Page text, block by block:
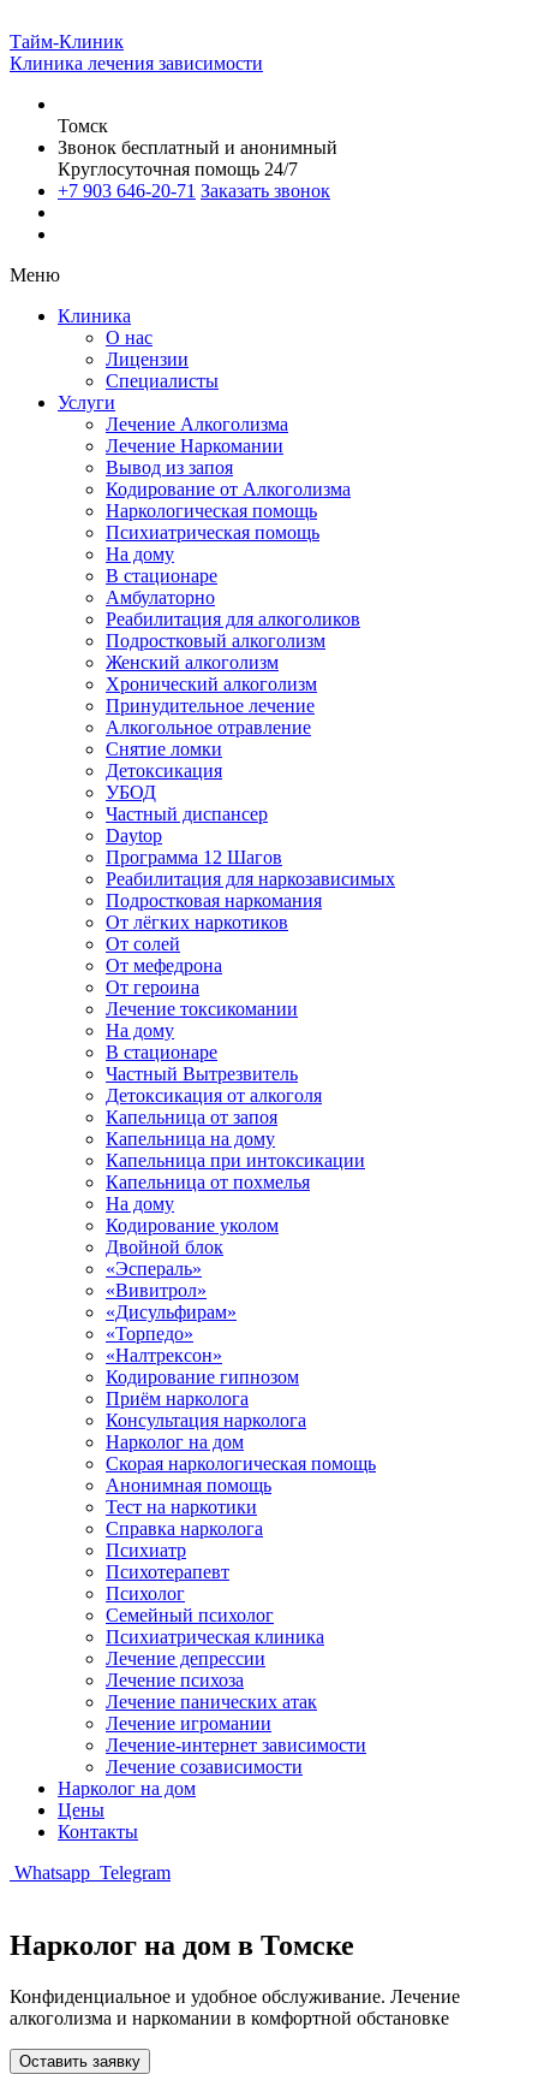
Тайм-Клиник
Клиника лечения зависимости
Томск
Звонок бесплатный и анонимный
Круглосуточная помощь 24/7
+7 903 646-20-71 Заказать звонок
Меню
Клиника
О нас
Лицензии
Специалисты
Услуги
Лечение Алкоголизма
Лечение Наркомании
Вывод из запоя
Кодирование от Алкоголизма
Наркологическая помощь
Психиатрическая помощь
На дому
В стационаре
Амбулаторно
Реабилитация для алкоголиков
Подростковый алкоголизм
Женский алкоголизм
Хронический алкоголизм
Принудительное лечение
Алкогольное отравление
Снятие ломки
Детоксикация
УБОД
Частный диспансер
Daytop
Программа 12 Шагов
Реабилитация для наркозависимых
Подростковая наркомания
От лёгких наркотиков
От солей
От мефедрона
От героина
Лечение токсикомании
На дому
В стационаре
Частный Вытрезвитель
Детоксикация от алкоголя
Капельница от запоя
Капельница на дому
Капельница при интоксикации
Капельница от похмелья
На дому
Кодирование уколом
Двойной блок
«Эспераль»
«Вивитрол»
«Дисульфирам»
«Торпедо»
«Налтрексон»
Кодирование гипнозом
Приём нарколога
Консультация нарколога
Нарколог на дом
Скорая наркологическая помощь
Анонимная помощь
Тест на наркотики
Справка нарколога
Психиатр
Психотерапевт
Психолог
Семейный психолог
Психиатрическая клиника
Лечение депрессии
Лечение психоза
Лечение панических атак
Лечение игромании
Лечение-интернет зависимости
Лечение созависимости
Нарколог на дом
Цены
Контакты
Whatsapp Telegram
Нарколог на дом в Томске
Конфиденциальное и удобное обслуживание. Лечение
алкоголизма и наркомании в комфортной обстановке
Оставить заявку